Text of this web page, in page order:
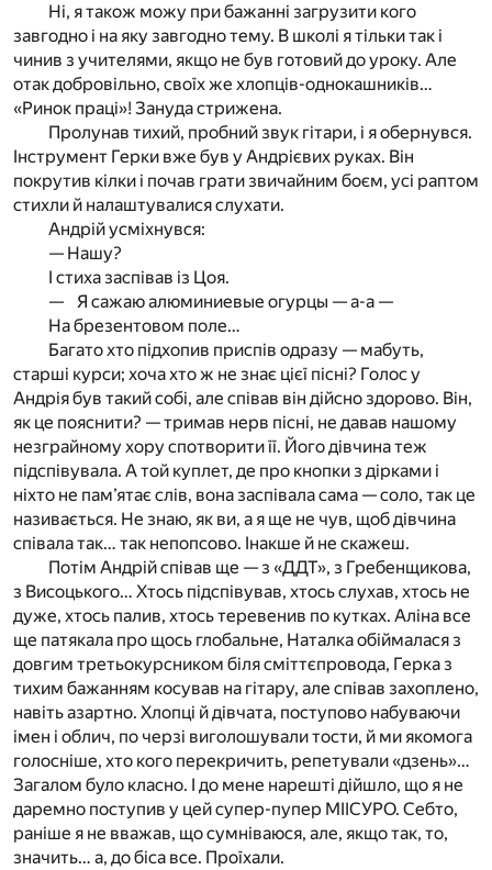
Ні, я також можу при бажанні загрузити кого
завгодно і на яку завгодно тему. В школі я тільки так і
чинив з учителями, якщо не був готовий до уроку. Але
отак добровільно, своїх же хлопців-однокашників…
«Ринок праці»! Зануда стрижена.
Пролунав тихий, пробний звук гітари, і я обернувся.
Інструмент Герки вже був у Андрієвих руках. Він
покрутив кілки і почав грати звичайним боєм, усі раптом
стихли й налаштувалися слухати.
Андрій усміхнувся:
— Нашу?
І стиха заспівав із Цоя.
— Я сажаю алюминиевые огурцы — а-а —
На брезентовом поле…
Багато хто підхопив приспів одразу — мабуть,
старші курси; хоча хто ж не знає цієї пісні? Голос у
Андрія був такий собі, але співав він дійсно здорово. Він,
як це пояснити? — тримав нерв пісні, не давав нашому
незграйному хору спотворити її. Його дівчина теж
підспівувала. А той куплет, де про кнопки з дірками і
ніхто не пам’ятає слів, вона заспівала сама — соло, так це
називається. Не знаю, як ви, а я ще не чув, щоб дівчина
співала так… так непопсово. Інакше й не скажеш.
Потім Андрій співав ще — з «ДДТ», з Гребенщикова,
з Висоцького… Хтось підспівував, хтось слухав, хтось не
дуже, хтось палив, хтось теревенив по кутках. Аліна все
ще патякала про щось глобальне, Наталка обіймалася з
довгим третьокурсником біля сміттєпровода, Герка з
тихим бажанням косував на гітару, але співав захоплено,
навіть азартно. Хлопці й дівчата, поступово набуваючи
імен і облич, по черзі виголошували тости, й ми якомога
голосніше, хто кого перекричить, репетували «дзень»…
Загалом було класно. І до мене нарешті дійшло, що я не
даремно поступив у цей супер-пупер МІІСУРО. Себто,
раніше я не вважав, що сумніваюся, але, якщо так, то,
значить… а, до біса все. Проїхали.